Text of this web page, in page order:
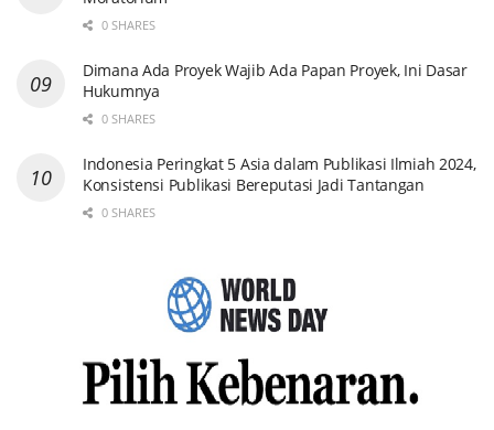
0 SHARES
Dimana Ada Proyek Wajib Ada Papan Proyek, Ini Dasar
Hukumnya
0 SHARES
Indonesia Peringkat 5 Asia dalam Publikasi Ilmiah 2024,
Konsistensi Publikasi Bereputasi Jadi Tantangan
0 SHARES